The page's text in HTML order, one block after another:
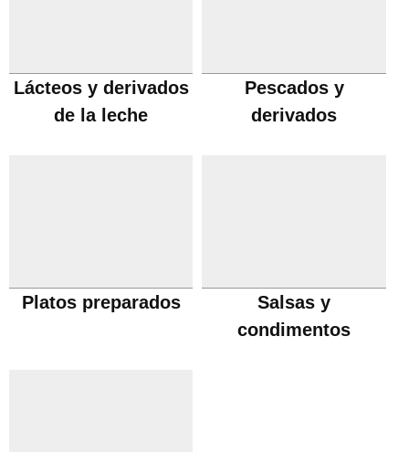
Lácteos y derivados
de la leche
Pescados y
derivados
Platos preparados
Salsas y
condimentos